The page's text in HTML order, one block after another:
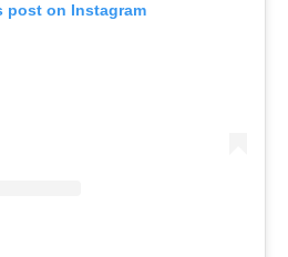
post on Instagram